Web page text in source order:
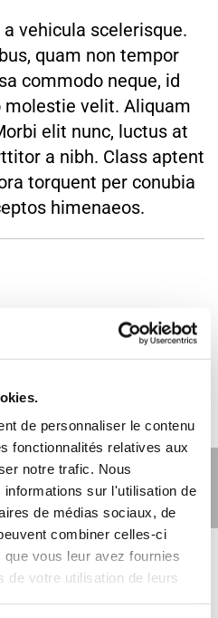
de personnaliser le contenu
fonctionnalités relatives aux
notre trafic. Nous
informations sur l'utilisation de
de médias sociaux, de
combiner celles-ci
vous leur avez fournies
de votre utilisation de leurs
vehicula scelerisque.
quam non tempor
commodo neque, id
velit. Aliquam
elit nunc, luctus at
a nibh. Class aptent
torquent per conubia
himenaeos.
5] WORDS